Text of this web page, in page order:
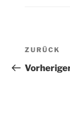
Vorheriger
Beitrag
ZURÜCK